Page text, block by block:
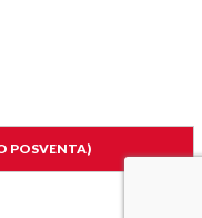
POSVENTA)